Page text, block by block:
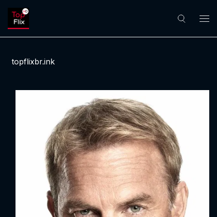
topflixbr.ink